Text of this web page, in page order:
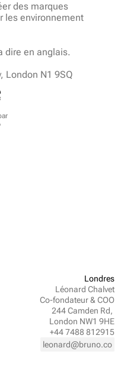
des marques
les environnement
dire en anglais.
London N1 9SQ
Londres
Léonard Chalvet
Co-fondateur & COO
244 Camden Rd,
London NW1 9HE
+44 7488 812915
leonard@bruno.co